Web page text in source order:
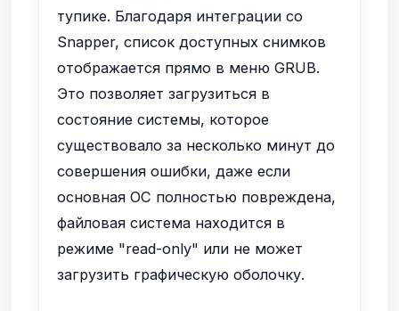
тупике. Благодаря интеграции со
Snapper, список доступных снимков
отображается прямо в меню GRUB.
Это позволяет загрузиться в
состояние системы, которое
существовало за несколько минут до
совершения ошибки, даже если
основная ОС полностью повреждена,
файловая система находится в
режиме "read-only" или не может
загрузить графическую оболочку.